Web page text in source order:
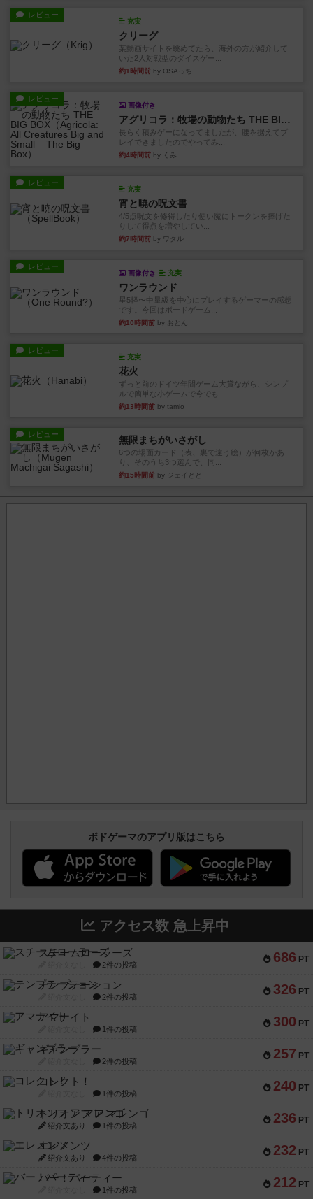
レビュー
充実
クリーグ
某動画サイトを眺めてたら、海外の方が紹介して
いた2人対戦型のダイスゲー...
約1時間前 by OSAっち
レビュー
画像付き
アグリコラ：牧場の動物たち THE BIG BOX
長らく積みゲーになってましたが、腰を据えてプ
レイできましたのでやってみ...
約4時間前 by くみ
レビュー
充実
宵と暁の呪文書
4/5点呪文を修得したり使い魔にトークンを捧げた
りして得点を増やしてい...
約7時間前 by ワタル
レビュー
画像付き 充実
ワンラウンド
星5軽〜中量級を中心にプレイするゲーマーの感想
です。今回はボードゲーム...
約10時間前 by おとん
レビュー
充実
花火
ずっと前のドイツ年間ゲーム大賞ながら、シンプ
ルで簡単な小ゲームで今でも...
約13時間前 by tamio
レビュー 無限まちがいさがし
6つの場面カード（表、裏で違う絵）が何枚かあ
り、そのうち3つ選んで、同...
約15時間前 by ジェイとと
ボドゲーマのアプリ版はこちら
アクセス数 急上昇中
686 PT
スチームローラーズ
2件の投稿
326 PT
テンプテーション
2件の投稿
300 PT
アマナイト
1件の投稿
257 PT
ギャンブラー
2件の投稿
240 PT
コレクト！
1件の投稿
236 PT
トリオンフ ア マレンゴ
紹介文あり 1件の投稿
232 PT
エレメンツ
紹介文あり 4件の投稿
212 PT
バー！パーティー
1件の投稿